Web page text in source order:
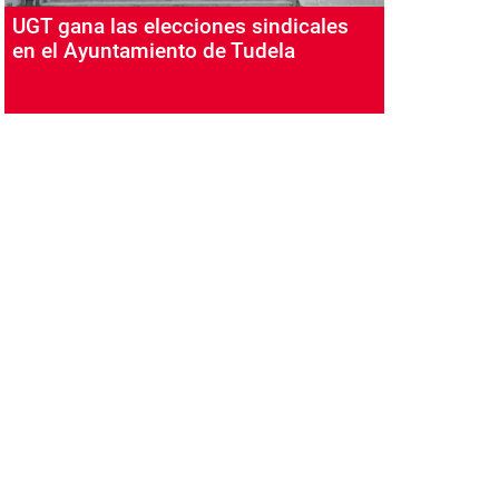
UGT gana las elecciones sindicales
en el Ayuntamiento de Tudela